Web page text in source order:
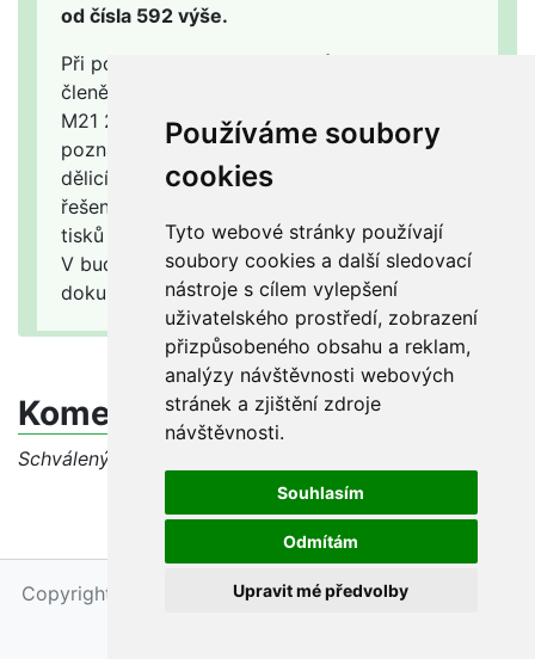
Používáme soubory
cookies
Tyto webové stránky používají
soubory cookies a další sledovací
nástroje s cílem vylepšení
uživatelského prostředí, zobrazení
přizpůsobeného obsahu a reklam,
analýzy návštěvnosti webových
stránek a zjištění zdroje
návštěvnosti.
Souhlasím
Odmítám
Upravit mé předvolby
od čísla 592 výše.
Při popisu knih a starých tisků se grafické
členění v názvových údajích (UNIMARC 200,
M21 245)neuvádí. Je možné je ale zapsat do
poznámky (UNIMARC 302, M21 500), jako
dělicí znak se preferuje dvojitá svislice. Toto
řešení se používá spíše v případě starých
tisků vydaných do roku 1800.
V budoucnu vyřeší tento problém digitalizace
dokumentů.
Komentáře
Schválený dotaz, diskuse je uzavřena
Copyright © 2026 - Národní knihovna ČR, Petr Maňas